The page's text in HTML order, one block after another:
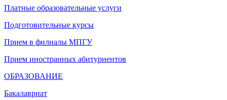
Платные образовательные услуги
Подготовительные курсы
Прием в филиалы МПГУ
Прием иностранных абитуриентов
ОБРАЗОВАНИЕ
Бакалавриат